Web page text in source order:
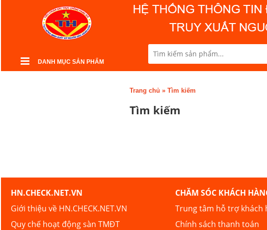
DANH MỤC SẢN PHẨM
Trang chủ » Tìm kiếm
Tìm kiếm
HN.CHECK.NET.VN
Giới thiệu về HN.CHECK.NET.VN
Quy chế hoạt động sàn TMĐT
CHĂM SÓC KHÁCH
Trung tâm hỗ trợ khách
Chính sách thanh toán